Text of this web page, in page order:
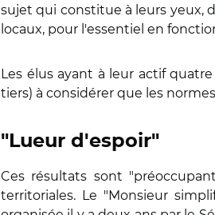
sujet qui constitue à leurs yeux,
locaux, pour l'essentiel en
Les élus ayant à leur actif
tiers) à considérer que les
"Lueur d'espoir"
Ces résultats sont
territoriales. Le "Monsieur